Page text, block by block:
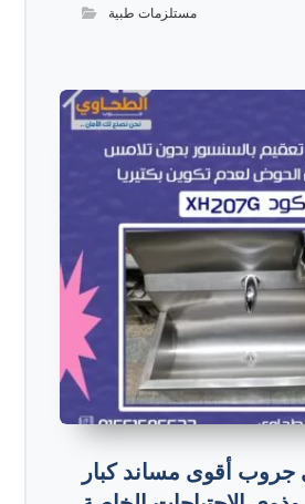
مستلزمات طبية
جروب أقوى مساند كبار